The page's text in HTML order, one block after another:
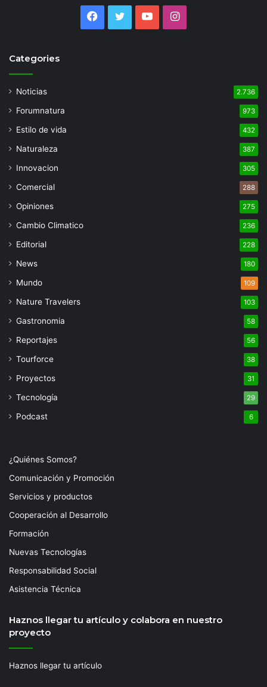
Facebook
TwitterYouTubeInstagram
Categories
Noticias 2.736
Forumnatura 973
Estilo de vida 432
Naturaleza 387
Innovacion 305
Comercial 288
Opiniones 275
Cambio Climatico 236
Editorial 228
News 180
Mundo 109
Nature Travelers 103
Gastronomia 58
Reportajes 56
Tourforce 38
Proyectos 31
Tecnología 29
Podcast 6
¿Quiénes Somos?
Comunicación y Promoción
Servicios y productos
Cooperación al Desarrollo
Formación
Nuevas Tecnologías
Responsabilidad Social
Asistencia Técnica
Haznos llegar tu artículo y colabora en nuestro
proyecto
Haznos llegar tu artículo